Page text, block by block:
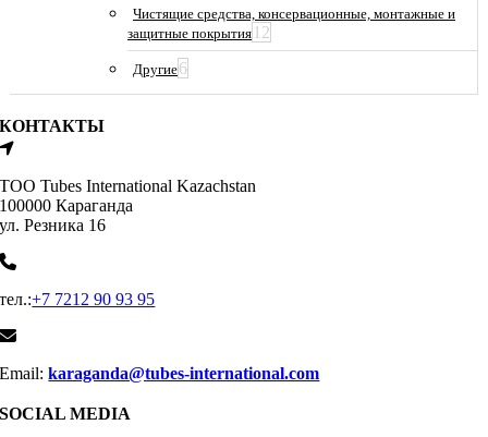
Чистящие средства, консервационные, монтажные и
защитные покрытия 12
Другие6
КОНТАКТЫ
ТОО Tubes International Kazachstan
100000 Караганда
ул. Резника 16
тел.:+7 7212 90 93 95
Email:karaganda@tubes-international.com
SOCIAL MEDIA